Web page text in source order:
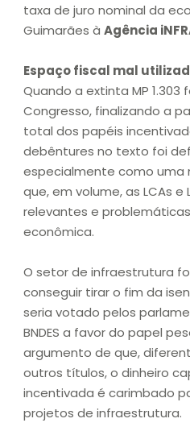
taxa de juro nominal da
Guimarães à Agência
Espaço fiscal mal
Quando a extinta MP 1.303
Congresso, finalizando a
total dos papéis
debêntures no texto foi
especialmente como uma
que, em volume, as LCAs e
relevantes e
econômica.
O setor de infraestrutura
conseguir tirar o fim da
seria votado pelos
BNDES a favor do papel
argumento de que,
outros títulos, o dinheiro
incentivada é carimbado
projetos de infraestrutura.